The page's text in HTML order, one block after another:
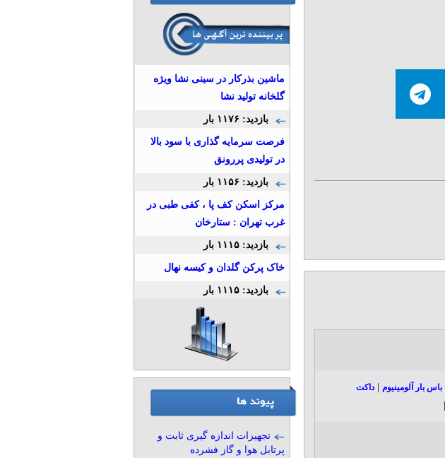
|باس بار آلومینیوم |داکت
ماشین بذرکار در سینی نشا ویژه
گلخانه تولید نشا
بازدید: ۱۱۷۶ بار
فرصت سرمایه گذاری با سود بالا
در تولیدی پررونق
بازدید: ۱۱۵۶ بار
مرکز اسکن کف پا ، کفی طبی در
غرب تهران : ستارخان
بازدید: ۱۱۱۵ بار
خاک پرکن گلدان و کیسه نهال
بازدید: ۱۱۱۵ بار
تجهیزات اندازه گیری ثابت و
پرتابل هوا و گاز فشرده